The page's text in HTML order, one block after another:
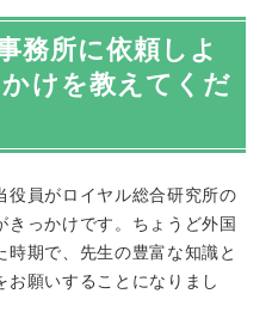
務所に依頼しよ
けを教えてくだ
役員がロイヤル総合研究所の
っかけです。ちょうど外国
時期で、先生の豊富な知識と
願いすることになりまし